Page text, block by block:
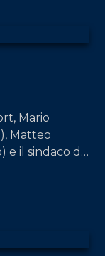
Mario
Matteo
e il sindaco di